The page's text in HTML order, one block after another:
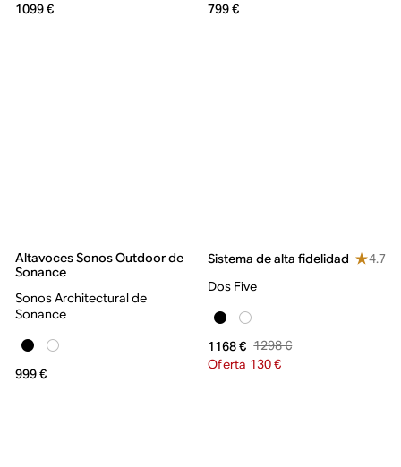
1099 €
799 €
Altavoces Sonos Outdoor de
Sonance
Sonos Architectural de
Sonance
999 €
Sistema de alta fidelidad
4.7
Dos Five
1168 € 1298 €
Oferta 130 €